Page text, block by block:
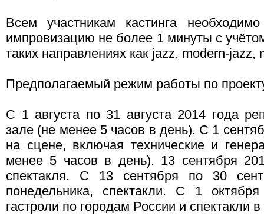
Всем участникам кастинга
импровизацию не более 1 минуты с
таких направлениях как jazz, modern-jazz,
Предполагаемый режим работы по
С 1 августа по 31 августа 2014 года
зале (не менее 5 часов в день). С 1
на сцене, включая технические и
менее 5 часов в день). 13 сентября
спектакля. С 13 сентября по 30
понедельника, спектакли. С 1
гастроли по городам России и спектакли